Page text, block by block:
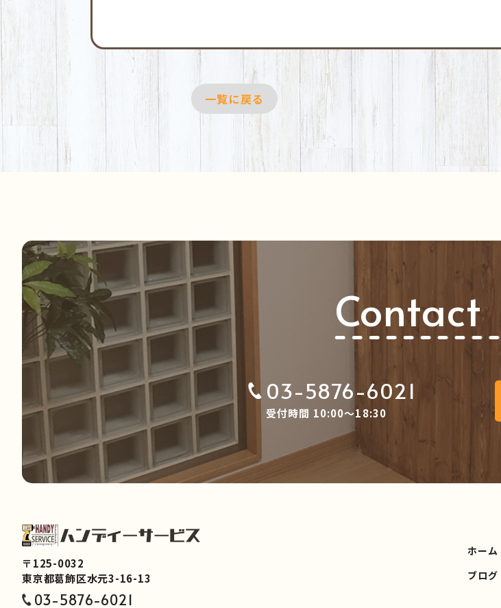
一覧に戻る
Contact
03-5876-6021
受付時間 10:00～18:30
〒125-0032
東京都葛飾区水元3-16-13
03-5876-6021
ホーム
ブログ